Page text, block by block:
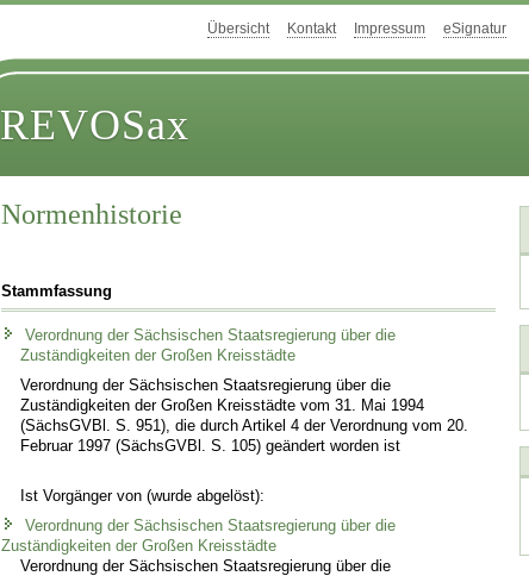
Übersicht Kontakt Impressum eSignatur
REVOSax
Normenhistorie
Stammfassung
Verordnung der Sächsischen Staatsregierung über die
Zuständigkeiten der Großen Kreisstädte
Verordnung der Sächsischen Staatsregierung über die
Zuständigkeiten der Großen Kreisstädte vom 31. Mai 1994
(SächsGVBl. S. 951), die durch Artikel 4 der Verordnung vom 20.
Februar 1997 (SächsGVBl. S. 105) geändert worden ist
Ist Vorgänger von (wurde abgelöst):
Verordnung der Sächsischen Staatsregierung über die
Zuständigkeiten der Großen Kreisstädte
Verordnung der Sächsischen Staatsregierung über die